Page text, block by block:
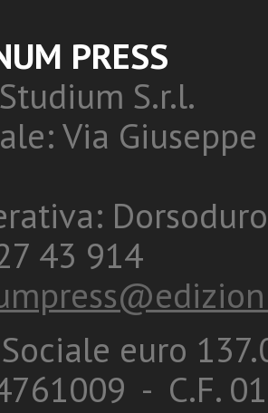
PRESS
S.r.l.
Via
43 914
euro
- C.F.